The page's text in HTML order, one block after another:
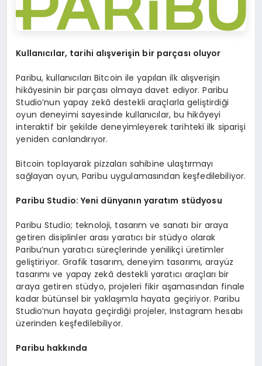
Kullanıcılar, tarihi alışverişin bir parçası oluyor
Paribu, kullanıcıları Bitcoin ile yapılan ilk alışverişin
hikâyesinin bir parçası olmaya davet ediyor. Paribu
Studio’nun yapay zekâ destekli araçlarla geliştirdiği
oyun deneyimi sayesinde kullanıcılar, bu hikâyeyi
interaktif bir şekilde deneyimleyerek tarihteki ilk siparişi
yeniden canlandırıyor.
Bitcoin toplayarak pizzaları sahibine ulaştırmayı
sağlayan oyun, Paribu uygulamasından keşfedilebiliyor.
Paribu Studio: Yeni dünyanın yaratım stüdyosu
Paribu Studio; teknoloji, tasarım ve sanatı bir araya
getiren disiplinler arası yaratıcı bir stüdyo olarak
Paribu’nun yaratıcı süreçlerinde yenilikçi üretimler
geliştiriyor. Grafik tasarım, deneyim tasarımı, arayüz
tasarımı ve yapay zekâ destekli yaratıcı araçları bir
araya getiren stüdyo, projeleri fikir aşamasından finale
kadar bütünsel bir yaklaşımla hayata geçiriyor. Paribu
Studio’nun hayata geçirdiği projeler, Instagram hesabı
üzerinden keşfedilebiliyor.
Paribu hakkında